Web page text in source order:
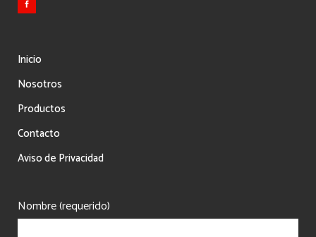
Inicio
Nosotros
Productos
Contacto
Aviso de Privacidad
Nombre (requerido)